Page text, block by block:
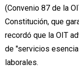
(Convenio 87 de la
Constitución, que
recordó que la OIT
de "servicios
laborales.